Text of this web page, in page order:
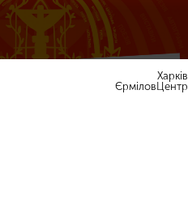
Харків
ЄрміловЦентр